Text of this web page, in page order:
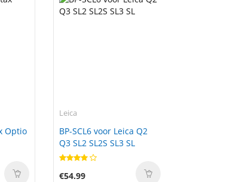
Optio
Leica
BP-SCL6 voor Leica Q2
Q3 SL2 SL2S SL3 SL
€54.99